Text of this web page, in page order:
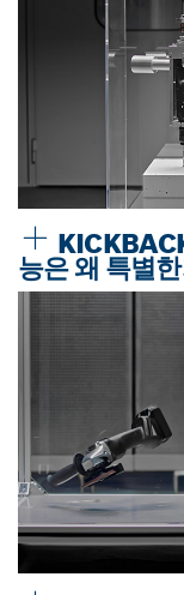
능은 왜 특별